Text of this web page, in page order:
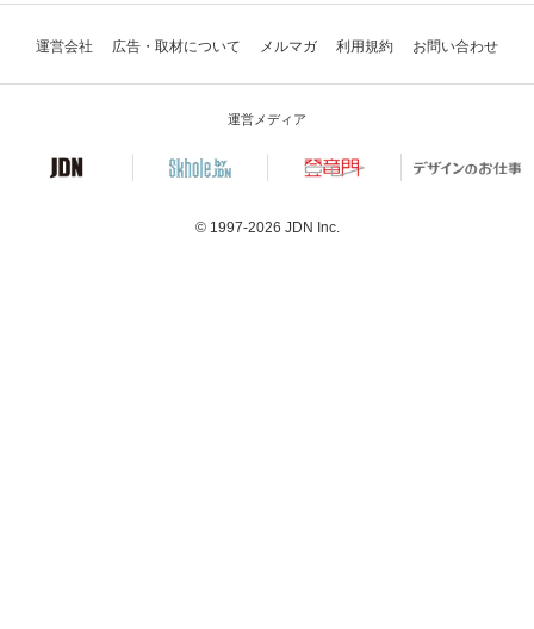
運営会社 広告・取材について メルマガ 利用規約 お問い合わせ
運営メディア
© 1997-2026 JDN Inc.